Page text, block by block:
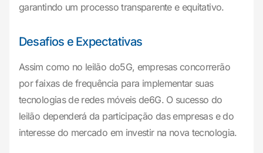
garantindo um processo transparente e equitativo.
Desafios e Expectativas
Assim como no leilão do5G, empresas concorrerão
por faixas de frequência para implementar suas
tecnologias de redes móveis de6G. O sucesso do
leilão dependerá da participação das empresas e do
interesse do mercado em investir na nova tecnologia.